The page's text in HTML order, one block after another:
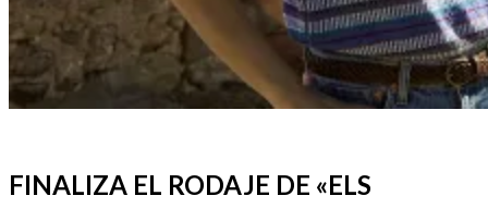
FINALIZA EL RODAJE DE «ELS